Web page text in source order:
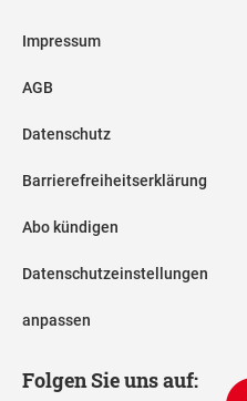
Impressum
AGB
Datenschutz
Barrierefreiheitserklärung
Abo kündigen
Datenschutzeinstellungen
anpassen
Folgen Sie uns auf: